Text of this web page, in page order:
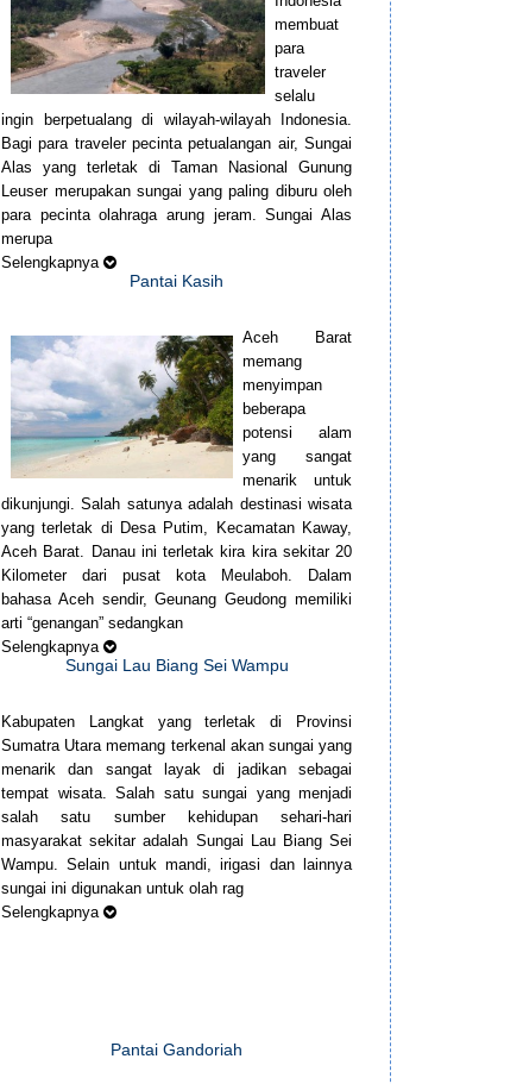
membuat
para
traveler
selalu
ingin berpetualang di wilayah-wilayah Indonesia.
Bagi para traveler pecinta petualangan air, Sungai
Alas yang terletak di Taman Nasional Gunung
Leuser merupakan sungai yang paling diburu oleh
para pecinta olahraga arung jeram. Sungai Alas
merupa
Selengkapnya
Pantai Kasih
Aceh Barat
memang
menyimpan
beberapa
potensi alam
yang sangat
menarik untuk
dikunjungi. Salah satunya adalah destinasi wisata
yang terletak di Desa Putim, Kecamatan Kaway,
Aceh Barat. Danau ini terletak kira kira sekitar 20
Kilometer dari pusat kota Meulaboh. Dalam
bahasa Aceh sendir, Geunang Geudong memiliki
arti “genangan” sedangkan
Selengkapnya
Sungai Lau Biang Sei Wampu
Kabupaten Langkat yang terletak di Provinsi
Sumatra Utara memang terkenal akan sungai yang
menarik dan sangat layak di jadikan sebagai
tempat wisata. Salah satu sungai yang menjadi
salah satu sumber kehidupan sehari-hari
masyarakat sekitar adalah Sungai Lau Biang Sei
Wampu. Selain untuk mandi, irigasi dan lainnya
sungai ini digunakan untuk olah rag
Selengkapnya
Pantai Gandoriah